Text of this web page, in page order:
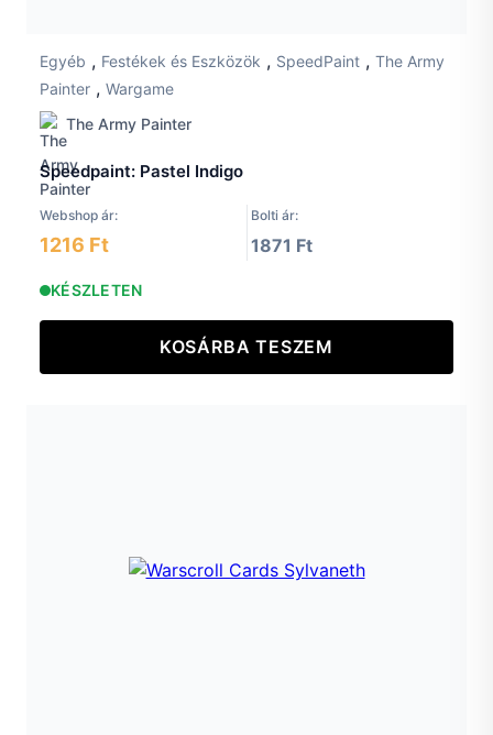
Egyéb , Festékek és Eszközök , SpeedPaint , The Army
Painter , Wargame
The Army Painter
Speedpaint: Pastel Indigo
Webshop ár: Bolti ár:
1216 Ft 1871 Ft
KÉSZLETEN
KOSÁRBA TESZEM